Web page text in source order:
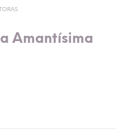
Amantísima